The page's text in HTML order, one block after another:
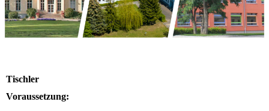
Tischler
Voraussetzung: